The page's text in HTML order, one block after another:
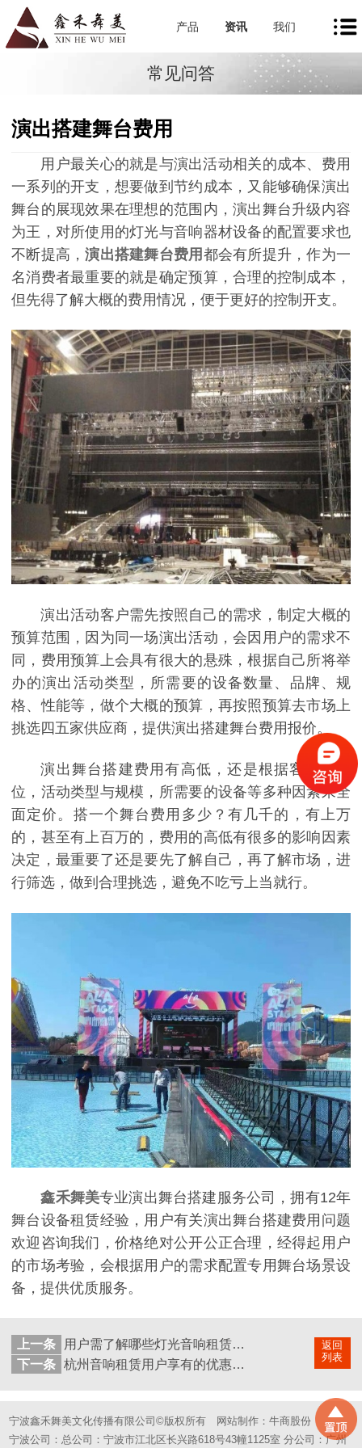
产品 资讯 我们
常见问答
演出搭建舞台费用
用户最关心的就是与演出活动相关的成本、费用
一系列的开支，想要做到节约成本，又能够确保演出
舞台的展现效果在理想的范围内，演出舞台升级内容
为王，对所使用的灯光与音响器材设备的配置要求也
不断提高，演出搭建舞台费用 都会有所提升，作为一
名消费者最重要的就是确定预算，合理的控制成本，
但先得了解大概的费用情况，便于更好的控制开支。
演出活动客户需先按照自己的需求，制定大概的
预算范围，因为同一场演出活动，会因用户的需求不
同，费用预算上会具有很大的悬殊，根据自己所将举
办的演出活动类型，所需要的设备数量、品牌、规
格、性能等，做个大概的预算，再按照预算去市场上
挑选四五家供应商，提供演出搭建舞台费用报价。
演出舞台搭建费用有高低，还是根据客户的定
位，活动类型与规模，所需要的设备等多种因素来全
面定价。搭一个舞台费用多少？有几千的，有上万
的，甚至有上百万的，费用的高低有很多的影响因素
决定，最重要了还是要先了解自己，再了解市场，进
行筛选，做到合理挑选，避免不吃亏上当就行。
鑫禾舞美专业演出舞台搭建服务公司，拥有12年
舞台设备租赁经验，用户有关演出舞台搭建费用问题
欢迎咨询我们，价格绝对公开公正合理，经得起用户
的市场考验，会根据用户的需求配置专用舞台场景设
备，提供优质服务。
返回
列表
上一条
用户需了解哪些灯光音响租赁服务
下一条
杭州音响租赁用户享有的优惠优势
宁波鑫禾舞美文化传播有限公司©版权所有 网站制作：牛商股份
宁波公司：总公司：宁波市江北区长兴路618号43幢1125室 分公司：广州